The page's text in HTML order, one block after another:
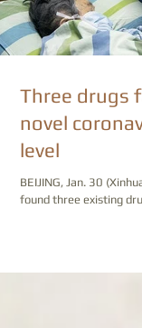
Three drugs
novel
level
BEIJING, Jan. 30
found three existing